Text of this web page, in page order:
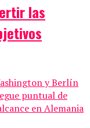
las
y Berlín
puntual de
en Alemania